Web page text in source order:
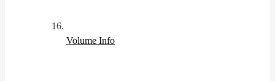
Volume Info